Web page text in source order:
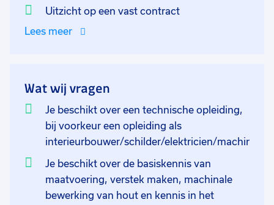
monteren van keukens en interieuronderdelen
schilderwerkzaamheden
Uitzicht op een vast contract
Lees meer
Wat wij vragen
Je beschikt over een technische opleiding,
bij voorkeur een opleiding als
interieurbouwer/schilder/elektricien/
Je beschikt over de basiskennis van
maatvoering, verstek maken, machinale
bewerking van hout en kennis in het